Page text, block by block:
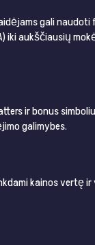
gali
iki aukščiausių
ir bonus
galimybes.
kainos vertę